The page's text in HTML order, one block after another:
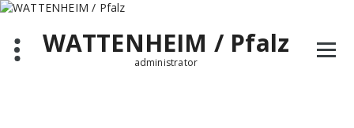
Zum
springenWATTENHEIM / Pfalz
administrator